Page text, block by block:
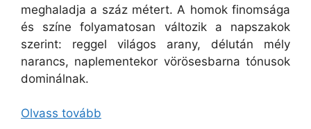
meghaladja a száz métert. A homok finomsága
és színe folyamatosan változik a napszakok
szerint: reggel világos arany, délután mély
narancs, naplementekor vörösesbarna tónusok
dominálnak.
Olvass tovább